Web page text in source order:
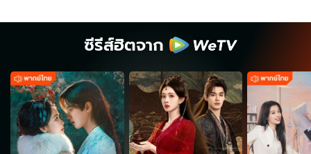
ซีรีส์ฮิตจาก